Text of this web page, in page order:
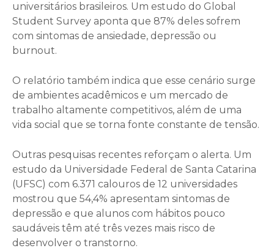
universitários brasileiros. Um estudo do Global
Student Survey aponta que 87% deles sofrem
com sintomas de ansiedade, depressão ou
burnout.
O relatório também indica que esse cenário surge
de ambientes acadêmicos e um mercado de
trabalho altamente competitivos, além de uma
vida social que se torna fonte constante de tensão.
Outras pesquisas recentes reforçam o alerta. Um
estudo da Universidade Federal de Santa Catarina
(UFSC) com 6.371 calouros de 12 universidades
mostrou que 54,4% apresentam sintomas de
depressão e que alunos com hábitos pouco
saudáveis têm até três vezes mais risco de
desenvolver o transtorno.